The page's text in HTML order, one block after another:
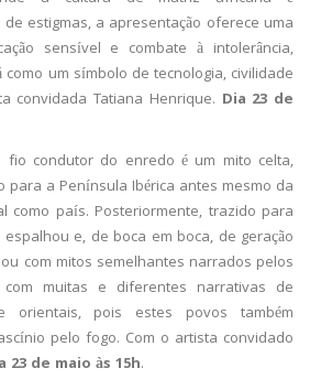
estigmas, a apresentação oferece uma
sensível e combate à intolerância,
um símbolo de tecnologia, civilidade
convidada Tatiana Henrique. Dia 23 de
fio condutor do enredo é um mito celta,
para a Península Ibérica antes mesmo da
como país. Posteriormente, trazido para
e, de boca em boca, de geração
com mitos semelhantes narrados pelos
muitas e diferentes narrativas de
orientais, pois estes povos também
pelo fogo. Com o artista convidado
23 de maio às 15h.